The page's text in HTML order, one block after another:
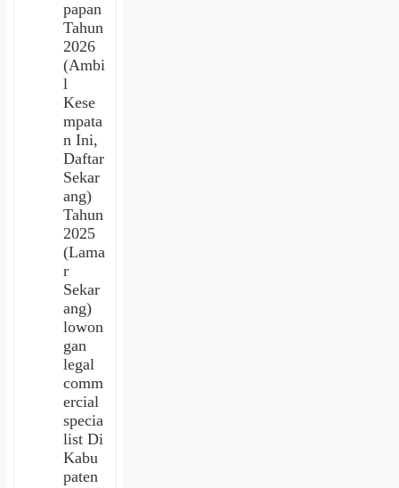
papan
Tahun
2026
(Ambi
l
Kese
mpata
n Ini,
Daftar
Sekar
ang)
Tahun
2025
(Lama
r
Sekar
ang)
lowon
gan
legal
comm
ercial
specia
list Di
Kabu
paten